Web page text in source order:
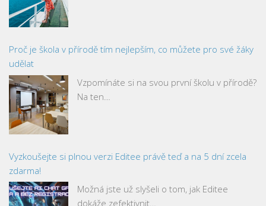
Proč je škola v přírodě tím nejlepším, co můžete pro své žáky
udělat
Vzpomínáte si na svou první školu v přírodě?
Na ten…
Vyzkoušejte si plnou verzi Editee právě teď a na 5 dní zcela
zdarma!
Možná jste už slyšeli o tom, jak Editee
dokáže zefektivnit…